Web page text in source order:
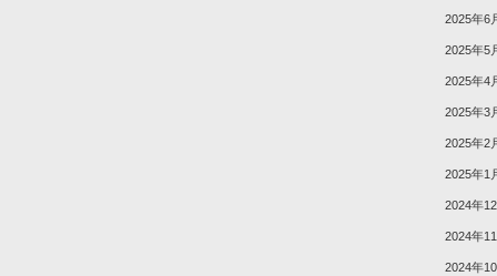
2025年6
2025年5
2025年4
2025年3
2025年2
2025年1
2024年12
2024年11
2024年10